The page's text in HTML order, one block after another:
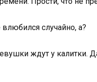
случайно, а?
ждут у калитки.